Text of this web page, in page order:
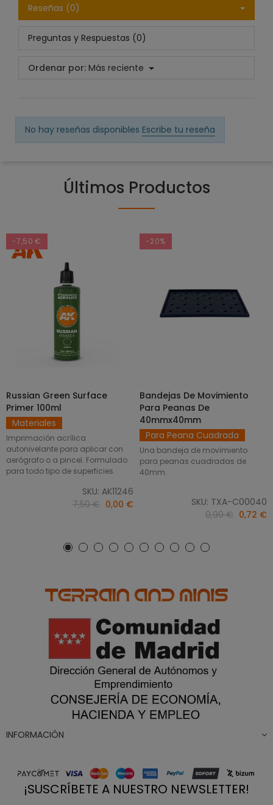
Reseñas (0)
Preguntas y Respuestas (0)
Ordenar por: Más reciente
No hay reseñas disponibles Escribe tu reseña
Últimos Productos
-7,50 €
AÑADIR AL CARRITO
Russian Green Surface
Primer 100ml
Materiales
Imprimación acrílica
autonivelante para aplicar con
aerógrafo o a pincel. Formulado
para todo tipo de superficies.
SKU: AK11246
7,50 € 0,00 €
-20%
SELECCIONAR OPCIONES
Bandejas De Movimiento
Para Peanas De
40mmx40mm
Para Peana Cuadrada
Una bandeja de movimiento
para peanas cuadradas de
40mm.
SKU: TXA-C00040
0,90 € 0,72 €
INFORMACIÓN
¡SUSCRÍBETE A NUESTRO NEWSLETTER!